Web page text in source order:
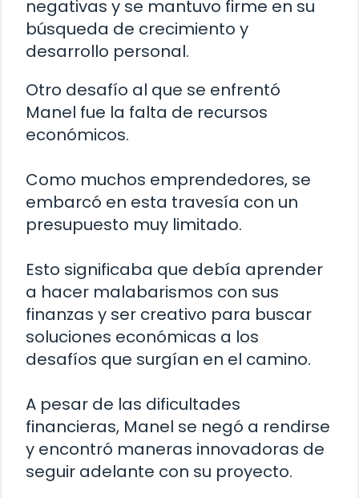
negativas y se mantuvo firme en su
búsqueda de crecimiento y
desarrollo personal.
Otro desafío al que se enfrentó
Manel fue la falta de recursos
económicos.
Como muchos emprendedores, se
embarcó en esta travesía con un
presupuesto muy limitado.
Esto significaba que debía aprender
a hacer malabarismos con sus
finanzas y ser creativo para buscar
soluciones económicas a los
desafíos que surgían en el camino.
A pesar de las dificultades
financieras, Manel se negó a rendirse
y encontró maneras innovadoras de
seguir adelante con su proyecto.